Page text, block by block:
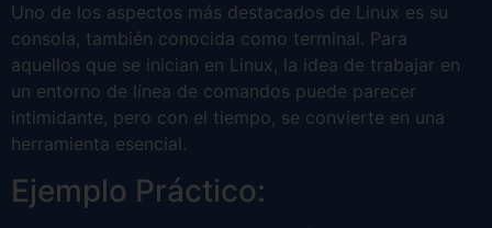
Uno de los aspectos más destacados de Linux es su
consola, también conocida como terminal. Para
aquellos que se inician en Linux, la idea de trabajar en
un entorno de línea de comandos puede parecer
intimidante, pero con el tiempo, se convierte en una
herramienta esencial.
Ejemplo Práctico: